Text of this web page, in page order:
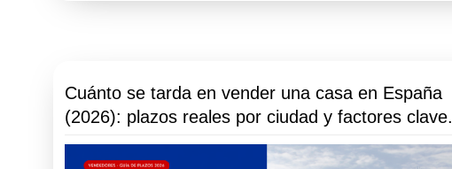
Cuánto se tarda en vender una casa en España
(2026): plazos reales por ciudad y factores clave.